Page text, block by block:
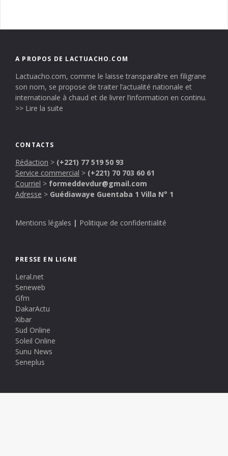
A PROPOS DE LACTUACHO.COM
Lactuacho.com, comme le laisse transparaître en filigrane
son nom, se propose de traiter l’actualité nationale et
internationale à chaud et de livrer l’information en continu.
>> Lire la suite
CONTACTS
Rédaction > (+221) 77 519 50 93
Service commercial > (+221) 70 703 60 61
Courriel > formeddevdur@gmail.com
Adresse > Guédiawaye Guentaba 1 Villa N° 1
Mentions légales | Politique de confidentialité
PRESSE EN LIGNE
Leral.net
Seneweb
Gfm
DakarActu
Xibar
Sud Online
Soleil Online
Sunu News
Seneplus